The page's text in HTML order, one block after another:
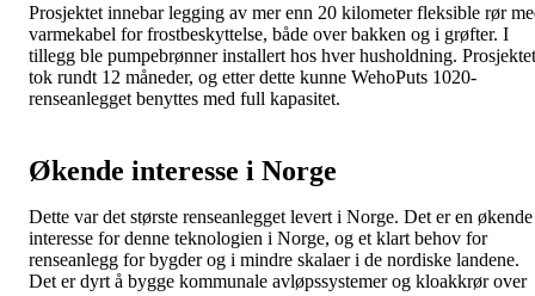
Prosjektet innebar legging av mer enn 20 kilometer fleksible rør
varmekabel for frostbeskyttelse, både over bakken og i grøfter. I
tillegg ble pumpebrønner installert hos hver husholdning. Prosjektet
tok rundt 12 måneder, og etter dette kunne WehoPuts 1020-
renseanlegget benyttes med full kapasitet.
Økende interesse i Norge
Dette var det største renseanlegget levert i Norge. Det er en økende
interesse for denne teknologien i Norge, og et klart behov for
renseanlegg for bygder og i mindre skalaer i de nordiske landene.
Det er dyrt å bygge kommunale avløpssystemer og kloakkrør over